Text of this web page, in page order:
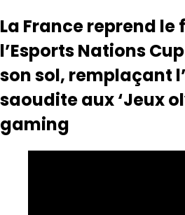
La France reprend le
l’Esports Nations
son sol, remplaçant
saoudite aux ‘Jeux
gaming